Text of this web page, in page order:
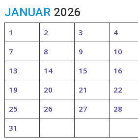
JANUAR 2026
1 2 3 4
7
8 9 10
13
14 15 16
19
20 21 22
25
26 27 28
31